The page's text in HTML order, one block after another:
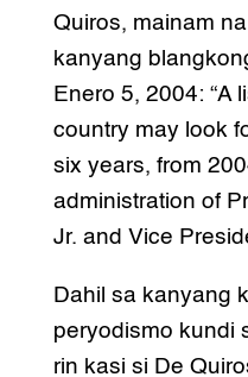
Quiros, mainam
kanyang
Enero 5, 2004: “A
country may look
six years, from
administration of
Jr. and Vice
Dahil sa kanyang
peryodismo kundi
rin kasi si De